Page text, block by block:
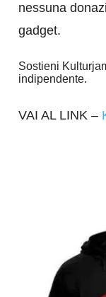
nessuna
gadget.
Sostieni
indipendente.
VAI AL LINK –